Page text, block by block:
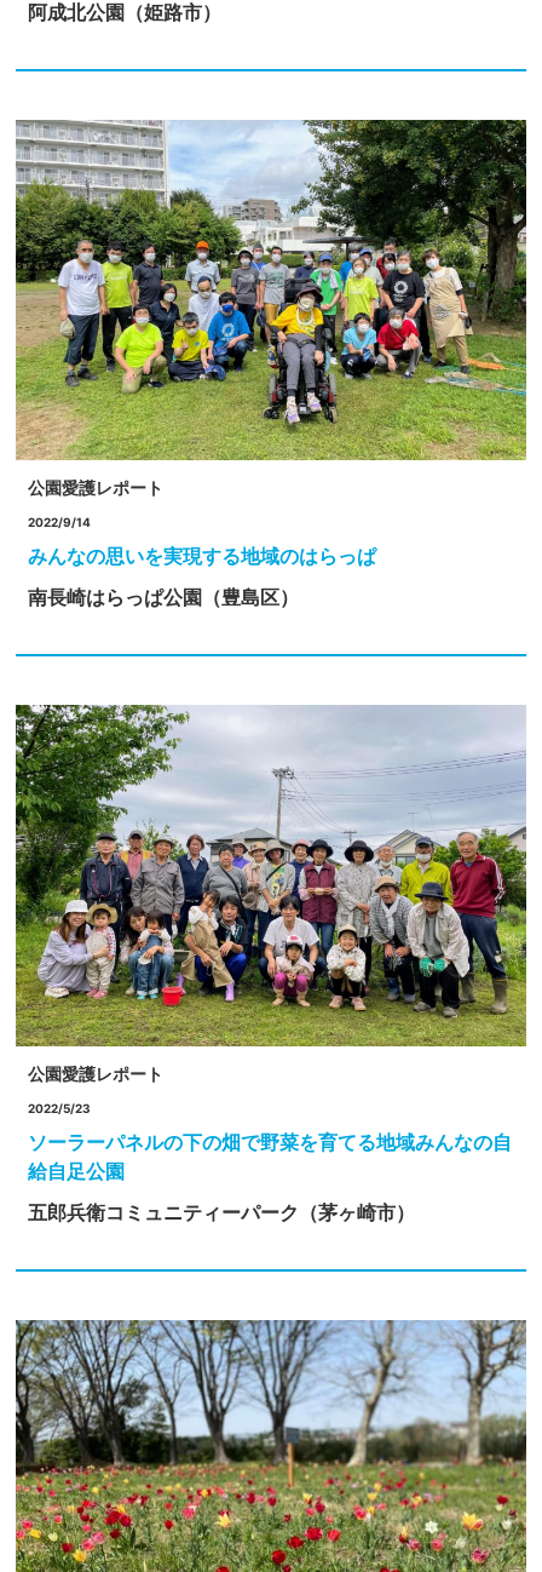
阿成北公園（姫路市）
公園愛護レポート
2022/9/14
みんなの思いを実現する地域のはらっぱ
南長崎はらっぱ公園（豊島区）
公園愛護レポート
2022/5/23
ソーラーパネルの下の畑で野菜を育てる地域みんなの自
給自足公園
五郎兵衛コミュニティーパーク（茅ヶ崎市）